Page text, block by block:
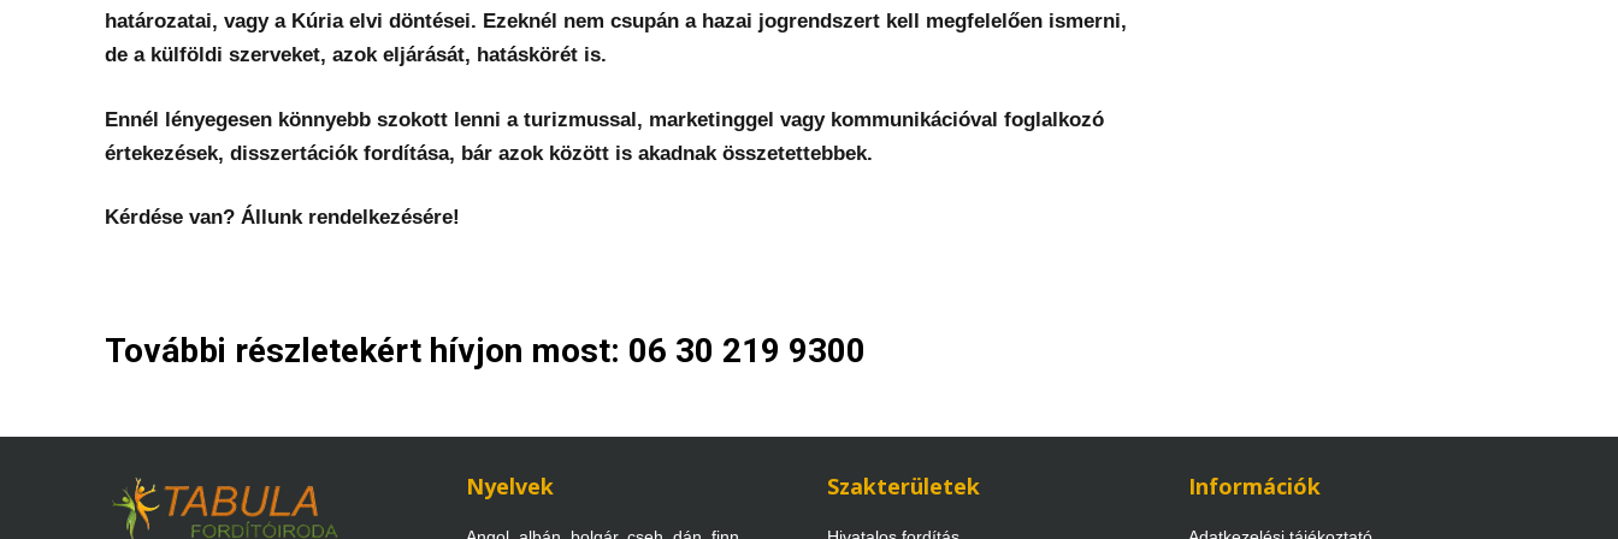
határozatai, vagy a Kúria elvi döntései. Ezeknél nem csupán a hazai jogrendszert kell megfelelően ismerni,
de a külföldi szerveket, azok eljárását, hatáskörét is.
Ennél lényegesen könnyebb szokott lenni a turizmussal, marketinggel vagy kommunikációval foglalkozó
értekezések, disszertációk fordítása, bár azok között is akadnak összetettebbek.
Kérdése van? Állunk rendelkezésére!
További részletekért hívjon most: 06 30 219 9300
Nyelvek Szakterületek Információk